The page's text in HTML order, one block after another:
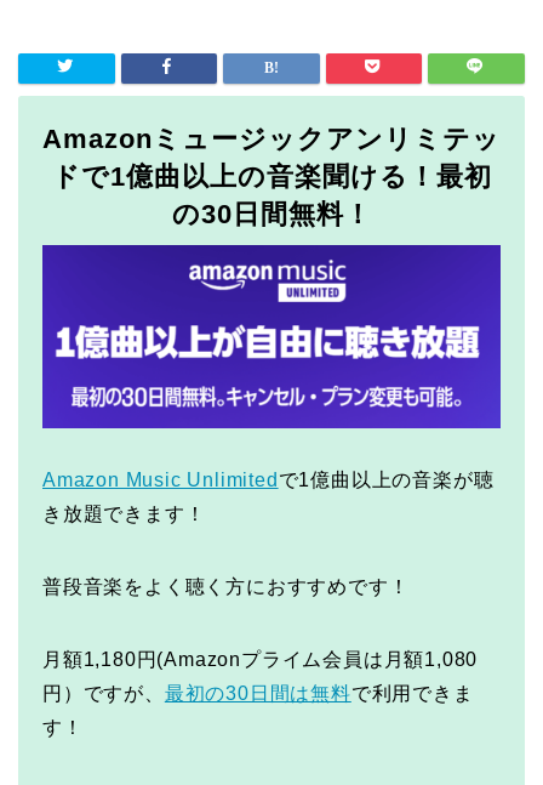
Amazonミュージックアンリミテッ
ドで1億曲以上の音楽聞ける！最初
の30日間無料！
Amazon Music Unlimited で1億曲以上の音楽が聴
き放題できます！
普段音楽をよく聴く方におすすめです！
月額1,180円(Amazonプライム会員は月額1,080
円）ですが、 最初の30日間は無料で利用できま
す！